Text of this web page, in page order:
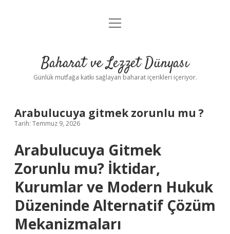
Anasayfa
Yasal Uyarı
menüyü
Baharat ve Lezzet Dünyası
Günlük mutfağa katkı sağlayan baharat içerikleri içeriyor.
Arabulucuya gitmek zorunlu mu ?
Tarih: Temmuz 9, 2026
Arabulucuya Gitmek
Zorunlu mu? İktidar,
Kurumlar ve Modern Hukuk
Düzeninde Alternatif Çözüm
Mekanizmaları